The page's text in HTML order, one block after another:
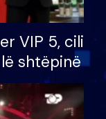
VIP 5, cili
shtëpinë